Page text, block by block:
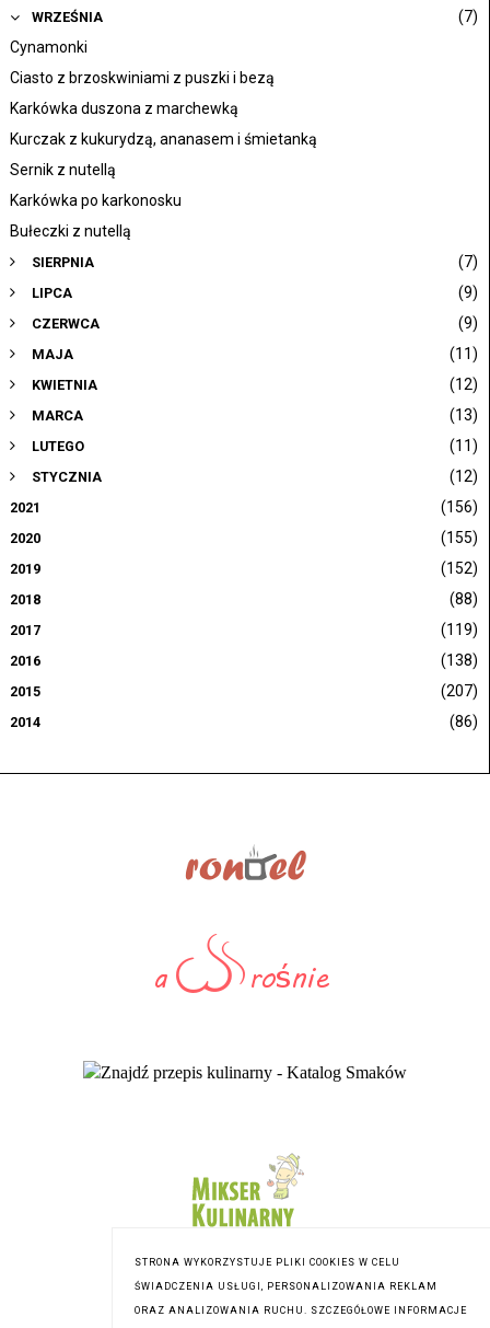
WRZEŚNIA
(7)
Cynamonki
Ciasto z brzoskwiniami z puszki i bezą
Karkówka duszona z marchewką
Kurczak z kukurydzą, ananasem i śmietanką
Sernik z nutellą
Karkówka po karkonosku
Bułeczki z nutellą
SIERPNIA (7)
LIPCA (9)
CZERWCA (9)
MAJA (11)
KWIETNIA (12)
MARCA (13)
LUTEGO (11)
STYCZNIA (12)
2021 (156)
2020 (155)
2019 (152)
2018 (88)
2017 (119)
2016 (138)
2015 (207)
2014 (86)
STRONA WYKORZYSTUJE PLIKI COOKIES W CELU
ŚWIADCZENIA USŁUGI, PERSONALIZOWANIA REKLAM
ORAZ ANALIZOWANIA RUCHU. SZCZEGÓŁOWE INFORMACJE